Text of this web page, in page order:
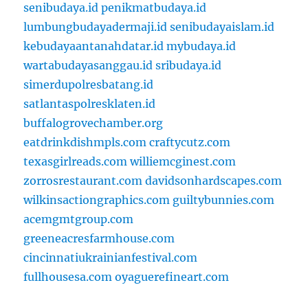
senibudaya.id penikmatbudaya.id
lumbungbudayadermaji.id senibudayaislam.id
kebudayaantanahdatar.id mybudaya.id
wartabudayasanggau.id sribudaya.id
simerdupolresbatang.id
satlantaspolresklaten.id
buffalogrovechamber.org
eatdrinkdishmpls.com craftycutz.com
texasgirlreads.com williemcginest.com
zorrosrestaurant.com davidsonhardscapes.com
wilkinsactiongraphics.com guiltybunnies.com
acemgmtgroup.com
greeneacresfarmhouse.com
cincinnatiukrainianfestival.com
fullhousesa.com oyaguerefineart.com